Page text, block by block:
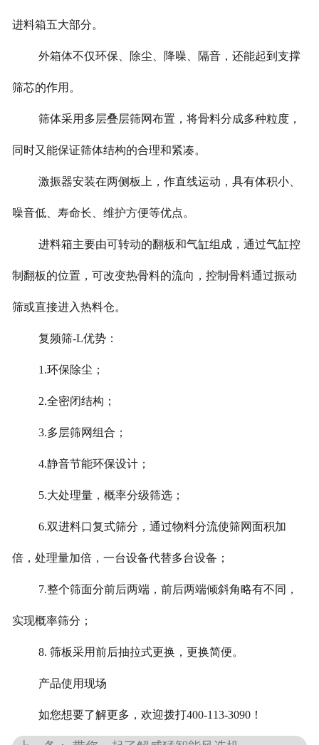
进料箱五大部分。
外箱体不仅环保、除尘、降噪、隔音，还能起到支撑
筛芯的作用。
筛体采用多层叠层筛网布置，将骨料分成多种粒度，
同时又能保证筛体结构的合理和紧凑。
激振器安装在两侧板上，作直线运动，具有体积小、
噪音低、寿命长、维护方便等优点。
进料箱主要由可转动的翻板和气缸组成，通过气缸控
制翻板的位置，可改变热骨料的流向，控制骨料通过振动
筛或直接进入热料仓。
复频筛-L优势：
1.环保除尘；
2.全密闭结构；
3.多层筛网组合；
4.静音节能环保设计；
5.大处理量，概率分级筛选；
6.双进料口复式筛分，通过物料分流使筛网面积加
倍，处理量加倍，一台设备代替多台设备；
7.整个筛面分前后两端，前后两端倾斜角略有不同，
实现概率筛分；
8. 筛板采用前后抽拉式更换，更换简便。
产品使用现场
如您想要了解更多，欢迎拨打400-113-3090！